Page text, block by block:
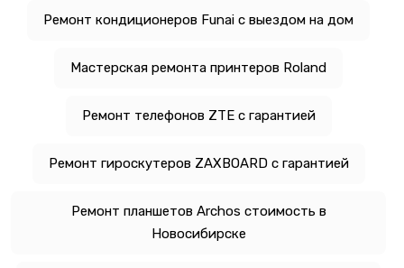
Ремонт кондиционеров Funai с выездом на дом
Мастерская ремонта принтеров Roland
Ремонт телефонов ZTE с гарантией
Ремонт гироскутеров ZAXBOARD с гарантией
Ремонт планшетов Archos стоимость в
Новосибирске